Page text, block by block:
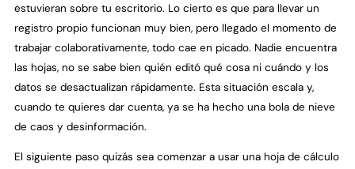
estuvieran sobre tu escritorio. Lo cierto es que para llevar un
registro propio funcionan muy bien, pero llegado el momento de
trabajar colaborativamente, todo cae en picado. Nadie encuentra
las hojas, no se sabe bien quién editó qué cosa ni cuándo y los
datos se desactualizan rápidamente. Esta situación escala y,
cuando te quieres dar cuenta, ya se ha hecho una bola de nieve
de caos y desinformación.
El siguiente paso quizás sea comenzar a usar una hoja de cálculo